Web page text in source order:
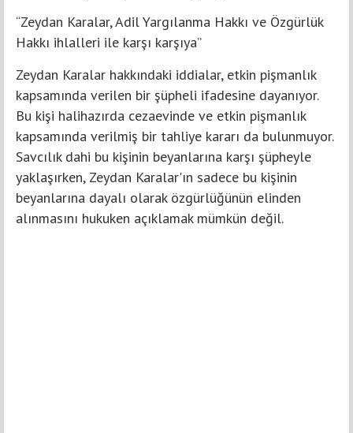
“Zeydan Karalar, Adil Yargılanma Hakkı ve Özgürlük
Hakkı ihlalleri ile karşı karşıya”
Zeydan Karalar hakkındaki iddialar, etkin pişmanlık
kapsamında verilen bir şüpheli ifadesine dayanıyor.
Bu kişi halihazırda cezaevinde ve etkin pişmanlık
kapsamında verilmiş bir tahliye kararı da bulunmuyor.
Savcılık dahi bu kişinin beyanlarına karşı şüpheyle
yaklaşırken, Zeydan Karalar'ın sadece bu kişinin
beyanlarına dayalı olarak özgürlüğünün elinden
alınmasını hukuken açıklamak mümkün değil.